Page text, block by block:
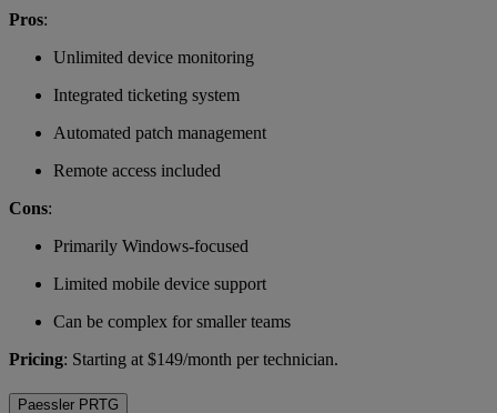
Pros:
Unlimited device monitoring
Integrated ticketing system
Automated patch management
Remote access included
Cons:
Primarily Windows-focused
Limited mobile device support
Can be complex for smaller teams
Pricing: Starting at $149/month per technician.
Paessler PRTG